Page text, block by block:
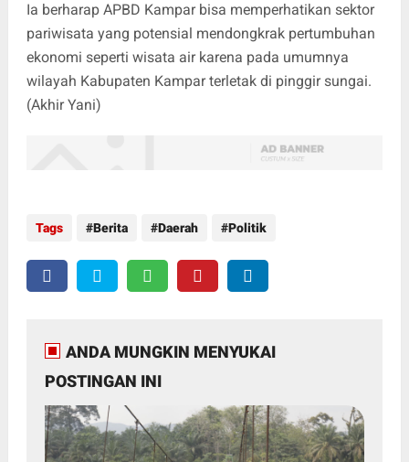
Ia berharap APBD Kampar bisa memperhatikan sektor
pariwisata yang potensial mendongkrak pertumbuhan
ekonomi seperti wisata air karena pada umumnya
wilayah Kabupaten Kampar terletak di pinggir sungai.
(Akhir Yani)
Tags Berita Daerah Politik
ANDA MUNGKIN MENYUKAI
POSTINGAN INI